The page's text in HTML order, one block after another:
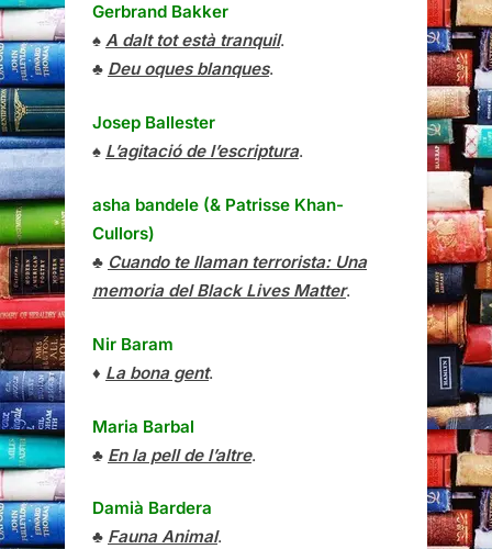
Gerbrand Bakker
♠ A dalt tot està tranquil.
♣ Deu oques blanques.
Josep Ballester
♠ L’agitació de l’escriptura.
asha bandele (& Patrisse Khan-
Cullors)
♣ Cuando te llaman terrorista: Una
memoria del Black Lives Matter.
Nir Baram
♦ La bona gent.
Maria Barbal
♣ En la pell de l’altre.
Damià Bardera
♣ Fauna Animal.